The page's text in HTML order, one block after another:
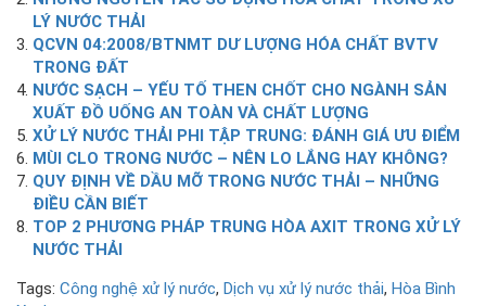
LÝ NƯỚC THẢI
QCVN 04:2008/BTNMT DƯ LƯỢNG HÓA CHẤT BVTV
TRONG ĐẤT
NƯỚC SẠCH – YẾU TỐ THEN CHỐT CHO NGÀNH SẢN
XUẤT ĐỒ UỐNG AN TOÀN VÀ CHẤT LƯỢNG
XỬ LÝ NƯỚC THẢI PHI TẬP TRUNG: ĐÁNH GIÁ ƯU ĐIỂM
MÙI CLO TRONG NƯỚC – NÊN LO LẮNG HAY KHÔNG?
QUY ĐỊNH VỀ DẦU MỠ TRONG NƯỚC THẢI – NHỮNG
ĐIỀU CẦN BIẾT
TOP 2 PHƯƠNG PHÁP TRUNG HÒA AXIT TRONG XỬ LÝ
NƯỚC THẢI
Tags: Công nghệ xử lý nước, Dịch vụ xử lý nước thải, Hòa Bình